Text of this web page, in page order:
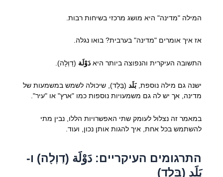
המילה "מדינה" היא מושג מרכזי בשיחות רבות.
אז איך אומרים "מדינה" בערבית? בואו נגלה.
התשובה העיקרית והנפוצה ביותר היא دَوْلَة (דַוְלָה).
ישנה גם מילה נוספת,بَلَد(בַּלַד), שיכולה לשמש במשמעות של
מדינה, אך יש לה גם משמעויות נוספות כמו "ארץ" או "עיר".
במאמר זה נצלול לעומק שתי האפשרויות הללו, נבין מתי
להשתמש בכל אחת, איך להגות אותן נכון, ועוד.
התרגומים העיקריים: دَوْلَة (דַוְלָה) ו-
بَلَد (בַּלַד)